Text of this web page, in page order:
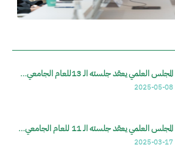
المجلس العلمي يعقد جلسته الـ 13للعام الجامعي…
2025-05-08
المجلس العلمي يعقد جلسته الـ 11 للعام الجامعي…
2025-03-17